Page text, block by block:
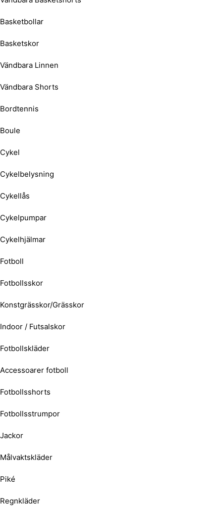
Basketbollar
Basketskor
Vändbara Linnen
Vändbara Shorts
Bordtennis
Boule
Cykel
Cykelbelysning
Cykellås
Cykelpumpar
Cykelhjälmar
Fotboll
Fotbollsskor
Konstgrässkor/Grässkor
Indoor / Futsalskor
Fotbollskläder
Accessoarer fotboll
Fotbollsshorts
Fotbollsstrumpor
Jackor
Målvaktskläder
Piké
Regnkläder